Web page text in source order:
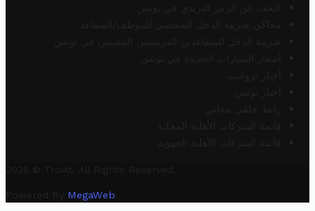
البحث عن الرمز البريدي في تونس
محاكي ضريبة الدخل الشخصي للموظف/المتقاعد
ضريبة الدخل للمتقاعدين الفرنسيين المقيمين في تونس
أسعار السيارات الجديدة في تونس
أخبار تروفيت
أخبار تونس
رابط خلفي مجاني
قائمة الشركات الأهلية المحلية
قائمة الشركات الأهلية الجهوية
2025 © Trovit. All Rights Reserved.
Powered By MegaWeb